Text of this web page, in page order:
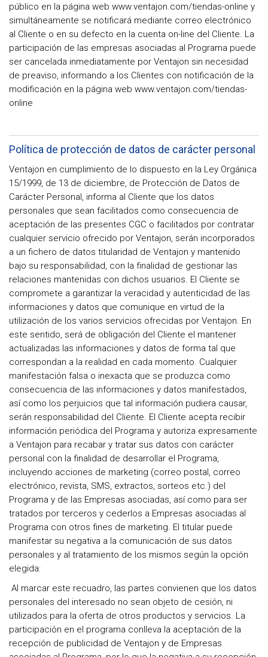
público en la página web www.ventajon.com/tiendas-online y
simultáneamente se notificará mediante correo electrónico
al Cliente o en su defecto en la cuenta on-line del Cliente. La
participación de las empresas asociadas al Programa puede
ser cancelada inmediatamente por Ventajon sin necesidad
de preaviso, informando a los Clientes con notificación de la
modificación en la página web www.ventajon.com/tiendas-
online
Política de protección de datos de carácter personal
Ventajon en cumplimiento de lo dispuesto en la Ley Orgánica
15/1999, de 13 de diciembre, de Protección de Datos de
Carácter Personal, informa al Cliente que los datos
personales que sean facilitados como consecuencia de
aceptación de las presentes CGC o facilitados por contratar
cualquier servicio ofrecido por Ventajon, serán incorporados
a un fichero de datos titularidad de Ventajon y mantenido
bajo su responsabilidad, con la finalidad de gestionar las
relaciones mantenidas con dichos usuarios. El Cliente se
compromete a garantizar la veracidad y autenticidad de las
informaciones y datos que comunique en virtud de la
utilización de los varios servicios ofrecidas por Ventajon. En
este sentido, será de obligación del Cliente el mantener
actualizadas las informaciones y datos de forma tal que
correspondan a la realidad en cada momento. Cualquier
manifestación falsa o inexacta que se produzca como
consecuencia de las informaciones y datos manifestados,
así como los perjuicios que tal información pudiera causar,
serán responsabilidad del Cliente. El Cliente acepta recibir
información periódica del Programa y autoriza expresamente
a Ventajon para recabar y tratar sus datos con carácter
personal con la finalidad de desarrollar el Programa,
incluyendo acciones de marketing (correo postal, correo
electrónico, revista, SMS, extractos, sorteos etc.) del
Programa y de las Empresas asociadas, así como para ser
tratados por terceros y cederlos a Empresas asociadas al
Programa con otros fines de marketing. El titular puede
manifestar su negativa a la comunicación de sus datos
personales y al tratamiento de los mismos según la opción
elegida:
Al marcar este recuadro, las partes convienen que los datos
personales del interesado no sean objeto de cesión, ni
utilizados para la oferta de otros productos y servicios. La
participación en el programa conlleva la aceptación de la
recepción de publicidad de Ventajon y de Empresas